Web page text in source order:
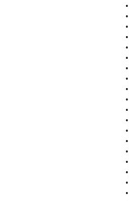
•
•
•
•
•
•
•
•
•
•
•
•
•
•
•
•
•
•
•